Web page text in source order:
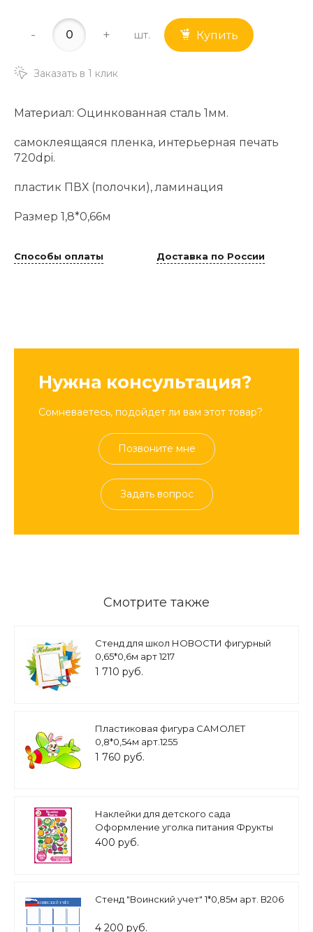
- + шт. Купить
Заказать в 1 клик
Материал: Оцинкованная сталь 1мм.
самоклеящаяся пленка, интерьерная печать
720dpi.
пластик ПВХ (полочки), ламинация
Размер 1,8*0,66м
Способы оплаты Доставка по России
Нужна консультация?
Сомневаетесь, подойдет ли вам этот товар?
Позвоните мне
Задать вопрос
Смотрите также
Стенд для школ НОВОСТИ фигурный
0,65*0,6м арт 1217
1 710 руб.
Пластиковая фигура САМОЛЕТ
0,8*0,54м арт.1255
1 760 руб.
Наклейки для детского сада
Оформление уголка питания Фрукты
0,4*0,5м арт.Н1654
400 руб.
Стенд "Воинский учет" 1*0,85м арт. В206
4 200 руб.